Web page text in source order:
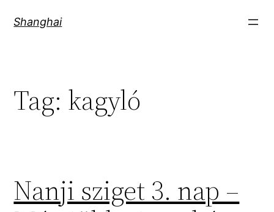
Shanghai
Tag: kagyló
Nanji sziget 3. nap –